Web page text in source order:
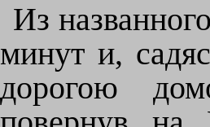
Из
минут и,
дорогою